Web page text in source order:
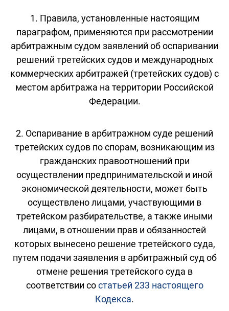
1. Правила, установленные настоящим
параграфом, применяются при рассмотрении
арбитражным судом заявлений об оспаривании
решений третейских судов и международных
коммерческих арбитражей (третейских судов) с
местом арбитража на территории Российской
Федерации.
2. Оспаривание в арбитражном суде решений
третейских судов по спорам, возникающим из
гражданских правоотношений при
осуществлении предпринимательской и иной
экономической деятельности, может быть
осуществлено лицами, участвующими в
третейском разбирательстве, а также иными
лицами, в отношении прав и обязанностей
которых вынесено решение третейского суда,
путем подачи заявления в арбитражный суд об
отмене решения третейского суда в
соответствии состатьей 233 настоящего
Кодекса.